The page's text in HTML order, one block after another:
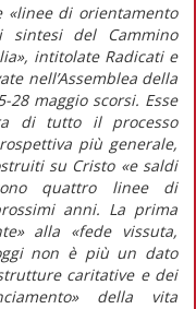
«linee di orientamento
sintesi del Cammino
, intitolateRadicati e
nell’Assemblea della
28 maggio scorsi. Esse
di tutto il processo
più generale,
su Cristo «e saldi
quattro linee di
anni. La prima
alla «fede vissuta,
non è più un dato
caritative e dei
della vita